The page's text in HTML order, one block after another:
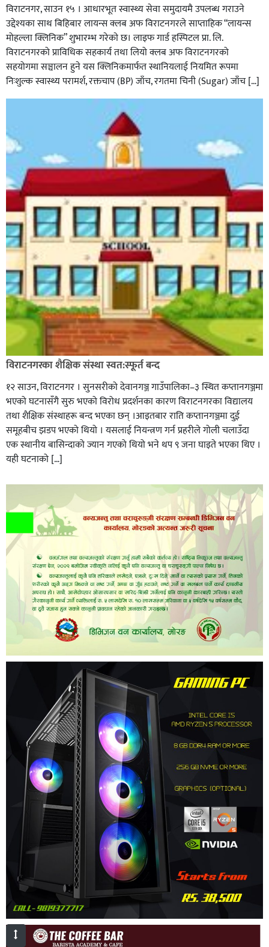
विराटनगर, साउन १५ । आधारभूत स्वास्थ्य सेवा समुदायमै उपलब्ध गराउने
उद्देश्यका साथ बिहिबार लायन्स क्लब अफ विराटनगरले साप्ताहिक “लायन्स
मोहल्ला क्लिनिक” शुभारम्भ गरेकाे छ। लाइफ गार्ड हस्पिटल प्रा. लि.
विराटनगरको प्राविधिक सहकार्य तथा लियो क्लब अफ विराटनगरको
सहयोगमा सञ्चालन हुने यस क्लिनिकमार्फत स्थानियलाई नियमित रूपमा
निःशुल्क स्वास्थ्य परामर्श, रक्तचाप (BP) जाँच, रगतमा चिनी (Sugar) जाँच […]
विराटनगरका शैक्षिक संस्था स्वत:स्फूर्त बन्द
१२ साउन, विराटनगर । सुनसरीको देवानगञ्ज गाउँपालिका–३ स्थित कप्तानगञ्जमा
भएको घटनासँगै सुरु भएको विरोध प्रदर्शनका कारण विराटनगरका विद्यालय
तथा शैक्षिक संस्थाहरू बन्द भएका छन् ।आइतबार राति कप्तानगञ्जमा दुई
समूहबीच झडप भएको थियो । यसलाई नियन्त्रण गर्न प्रहरीले गोली चलाउँदा
एक स्थानीय बासिन्दाको ज्यान गएको थियो भने थप ९ जना घाइते भएका थिए ।
यही घटनाको […]